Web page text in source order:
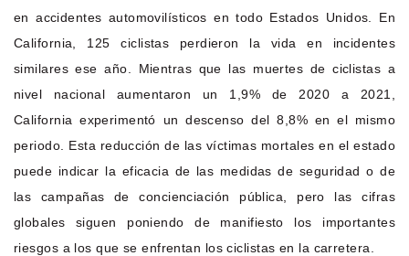
en accidentes automovilísticos en todo Estados Unidos. En
California, 125 ciclistas perdieron la vida en incidentes
similares ese año. Mientras que las muertes de ciclistas a
nivel nacional aumentaron un 1,9% de 2020 a 2021,
California experimentó un descenso del 8,8% en el mismo
periodo. Esta reducción de las víctimas mortales en el estado
puede indicar la eficacia de las medidas de seguridad o de
las campañas de concienciación pública, pero las cifras
globales siguen poniendo de manifiesto los importantes
riesgos a los que se enfrentan los ciclistas en la carretera.